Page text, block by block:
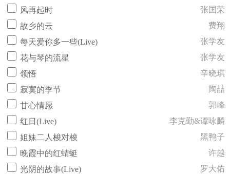
风再起时
张国荣
故乡的云
费翔
每天爱你多一些(Live)
张学友
花与琴的流星
张学友
领悟
辛晓琪
寂寞的季节
陶喆
甘心情愿
郭峰
红日(Live)
李克勤&谭咏麟
姐妹二人梭对梭
黑鸭子
晚霞中的红蜻蜓
许越
光阴的故事(Live)
罗大佑